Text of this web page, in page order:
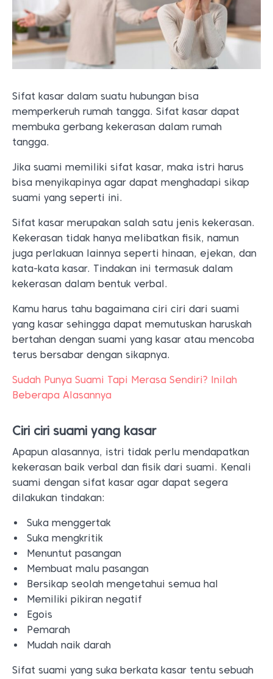
Sifat kasar dalam suatu hubungan bisa
memperkeruh rumah tangga. Sifat kasar dapat
membuka gerbang kekerasan dalam rumah
tangga.
Jika suami memiliki sifat kasar, maka istri harus
bisa menyikapinya agar dapat menghadapi sikap
suami yang seperti ini.
Sifat kasar merupakan salah satu jenis kekerasan.
Kekerasan tidak hanya melibatkan fisik, namun
juga perlakuan lainnya seperti hinaan, ejekan, dan
kata-kata kasar. Tindakan ini termasuk dalam
kekerasan dalam bentuk verbal.
Kamu harus tahu bagaimana ciri ciri dari suami
yang kasar sehingga dapat memutuskan haruskah
bertahan dengan suami yang kasar atau mencoba
terus bersabar dengan sikapnya.
Sudah Punya Suami Tapi Merasa Sendiri? Inilah
Beberapa Alasannya
Ciri ciri suami yang kasar
Apapun alasannya, istri tidak perlu mendapatkan
kekerasan baik verbal dan fisik dari suami. Kenali
suami dengan sifat kasar agar dapat segera
dilakukan tindakan:
Suka menggertak
Suka mengkritik
Menuntut pasangan
Membuat malu pasangan
Bersikap seolah mengetahui semua hal
Memiliki pikiran negatif
Egois
Pemarah
Mudah naik darah
Sifat suami yang suka berkata kasar tentu sebuah